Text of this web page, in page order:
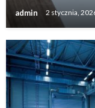
admin 2 stycznia,